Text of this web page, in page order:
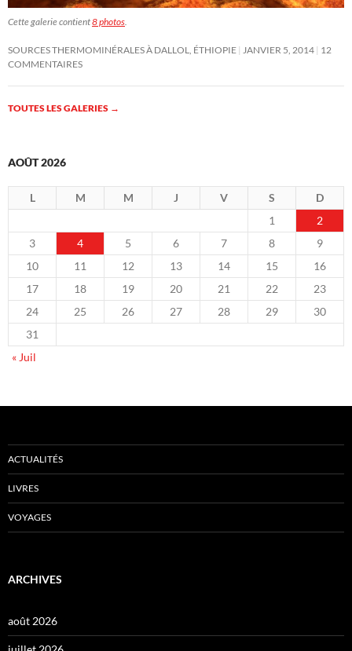
Cette galerie contient8 photos.
SOURCES THERMOMINÉRALES À DALLOL, ÉTHIOPIE JANVIER 5, 2014 12
COMMENTAIRES
TOUTES LES GALERIES →
AOÛT 2026
L M M J V S
D
1
2
3
4 5 6 7 8
9
10
11 12 13 14 15
16
17
18 19 20 21 22
23
24
25 26 27 28 29
30
31
« Juil
ACTUALITÉS
LIVRES
VOYAGES
ARCHIVES
août 2026